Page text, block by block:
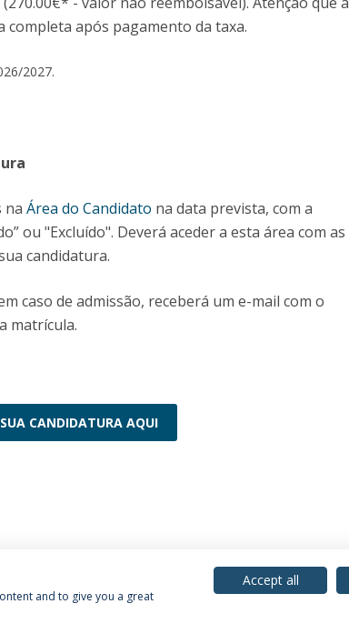
completa após pagamento da taxa.
2027.
naÁrea do Candidato na data prevista, com a
ou "Excluído". Deverá aceder a esta área com as
candidatura.
caso de admissão, receberá um e-mail com o
matrícula.
CANDIDATURA AQUI
and to give you a great
Accept all